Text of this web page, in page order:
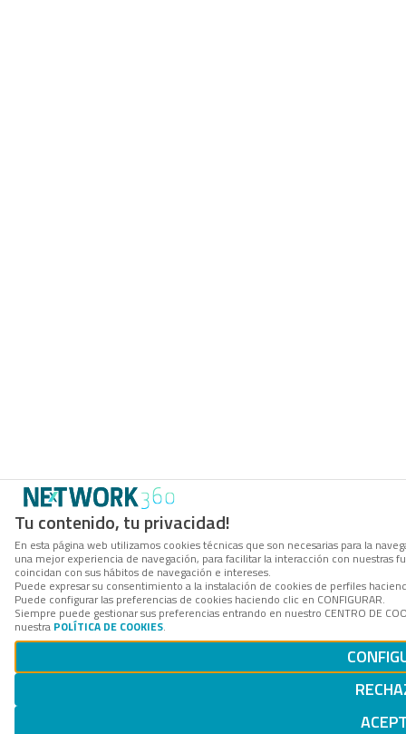
Tu contenido, tu privacidad!
En esta página web utilizamos cookies técnicas que son necesarias para la
una mejor experiencia de navegación, para facilitar la interacción con
coincidan con sus hábitos de navegación e intereses.
Puede expresar su consentimiento a la instalación de cookies de perfiles
Puede configurar las preferencias de cookies haciendo clic en CONFIGURAR.
Siempre puede gestionar sus preferencias entrando en nuestro CENTRO DE
nuestra POLÍTICA DE COOKIES.